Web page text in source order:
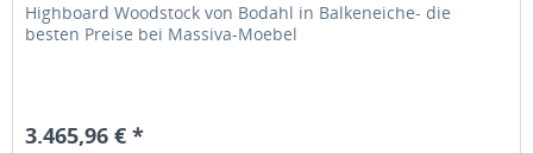
Highboard Woodstock von Bodahl in Balkeneiche- die
besten Preise bei Massiva-Moebel
3.465,96 € *